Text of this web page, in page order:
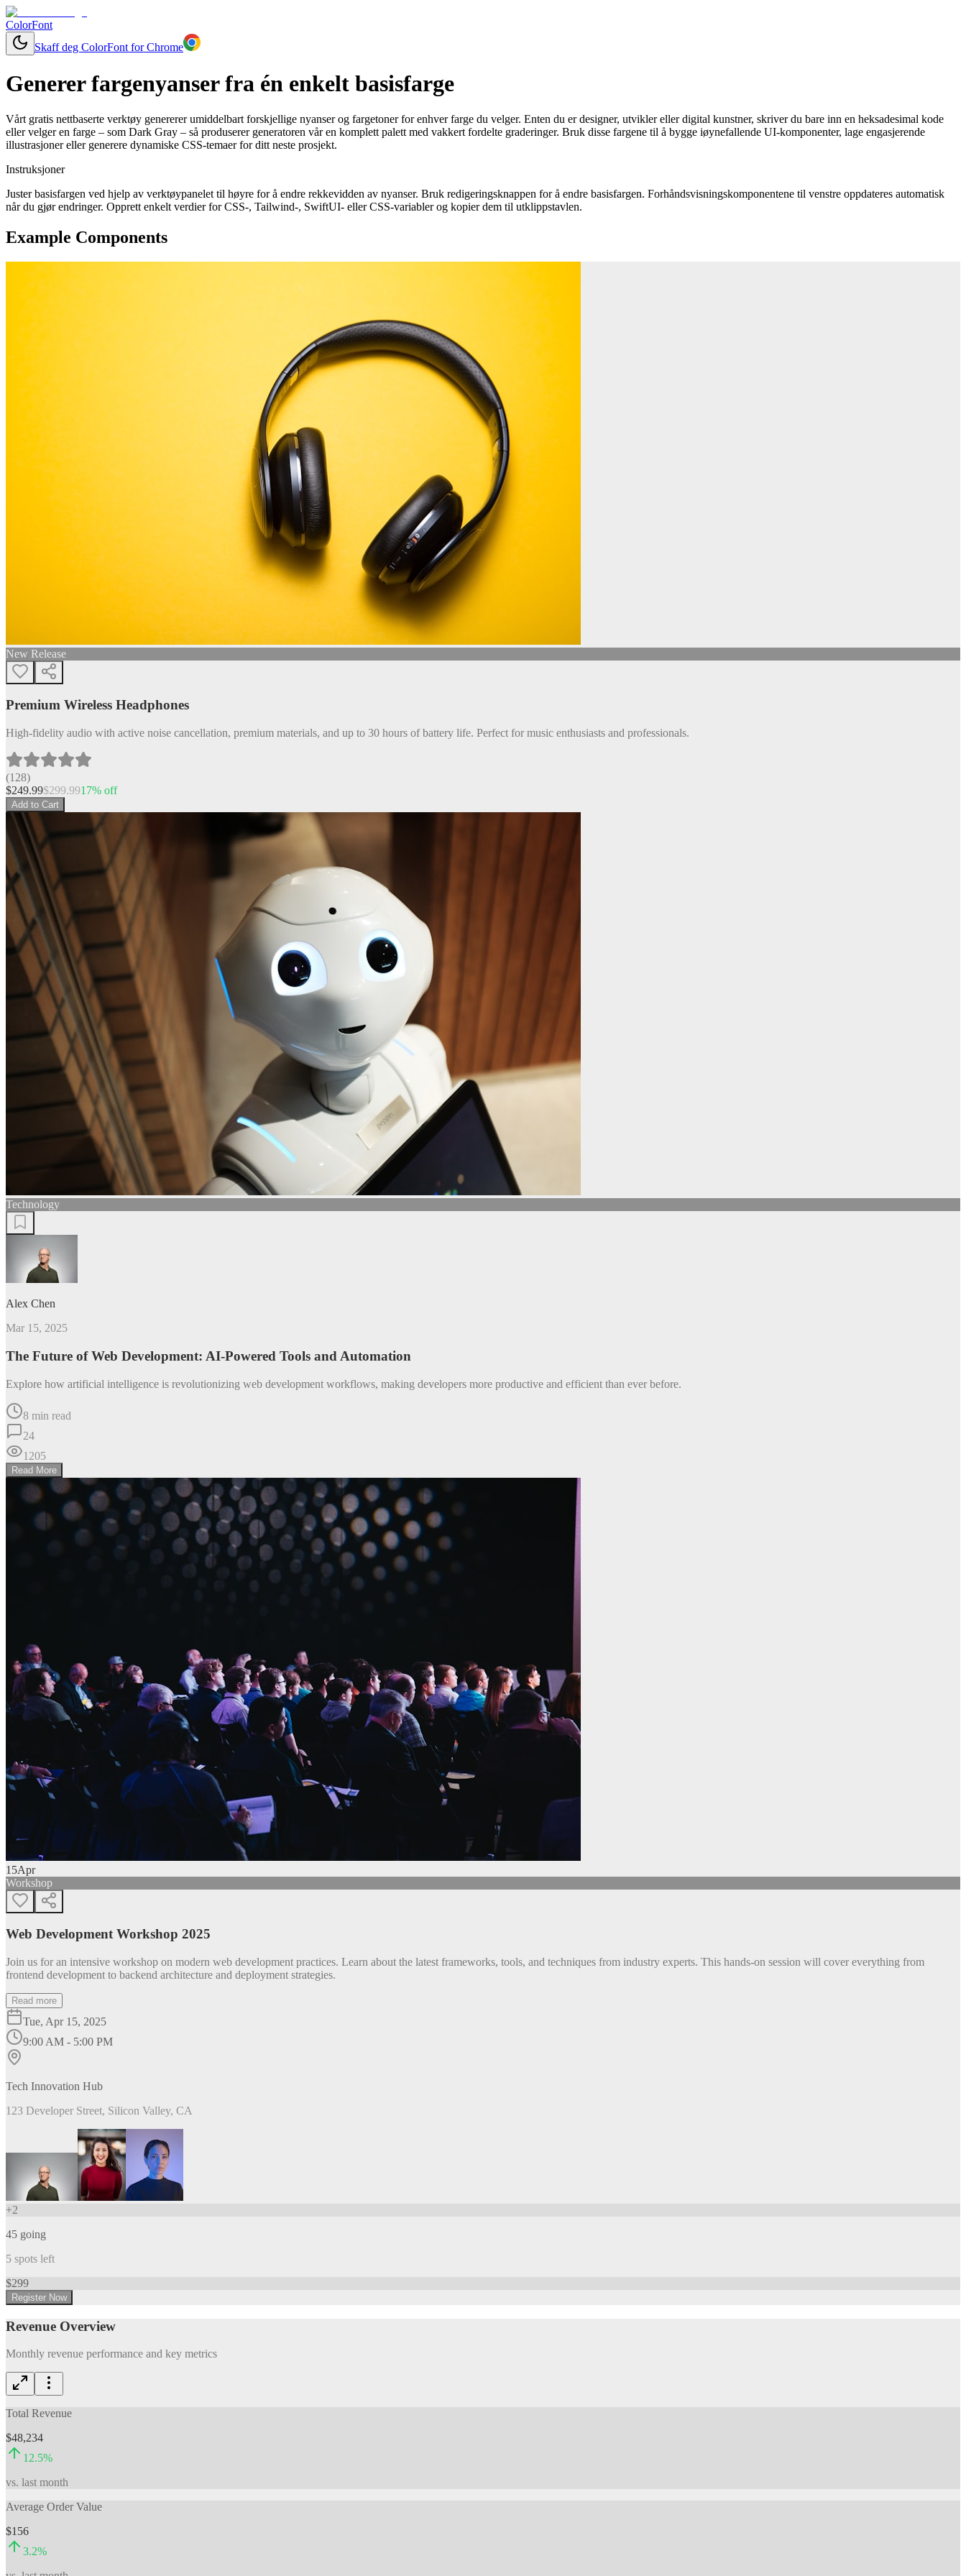
ColorFont
Skaff deg ColorFont for Chrome
Generer fargenyanser fra én enkelt basisfarge
Vårt gratis nettbaserte verktøy genererer umiddelbart forskjellige nyanser og fargetoner for enhver farge du velger. Enten du er designer, utvikler eller digital kunstner, skriver du bare inn en heksadesimal kode
eller velger en farge – som Dark Gray – så produserer generatoren vår en komplett palett med vakkert fordelte graderinger. Bruk disse fargene til å bygge iøynefallende UI-komponenter, lage engasjerende
illustrasjoner eller generere dynamiske CSS-temaer for ditt neste prosjekt.
Instruksjoner
Juster basisfargen ved hjelp av verktøypanelet til høyre for å endre rekkevidden av nyanser. Bruk redigeringsknappen for å endre basisfargen. Forhåndsvisningskomponentene til venstre oppdateres automatisk
når du gjør endringer. Opprett enkelt verdier for CSS-, Tailwind-, SwiftUI- eller CSS-variabler og kopier dem til utklippstavlen.
Example Components
New Release
Premium Wireless Headphones
High-fidelity audio with active noise cancellation, premium materials, and up to 30 hours of battery life. Perfect for music enthusiasts and professionals.
(128)
$249.99$299.9917% off
Add to Cart
Technology
Alex Chen
Mar 15, 2025
The Future of Web Development: AI-Powered Tools and Automation
Explore how artificial intelligence is revolutionizing web development workflows, making developers more productive and efficient than ever before.
8 min read
24
1205
Read More
15Apr
Workshop
Web Development Workshop 2025
Join us for an intensive workshop on modern web development practices. Learn about the latest frameworks, tools, and techniques from industry experts. This hands-on session will cover everything from
frontend development to backend architecture and deployment strategies.
Read more
Tue, Apr 15, 2025
9:00 AM - 5:00 PM
Tech Innovation Hub
123 Developer Street, Silicon Valley, CA
+2
45 going
5 spots left
$299
Register Now
Revenue Overview
Monthly revenue performance and key metrics
Total Revenue
$48,234
12.5%
vs. last month
Average Order Value
$156
3.2%